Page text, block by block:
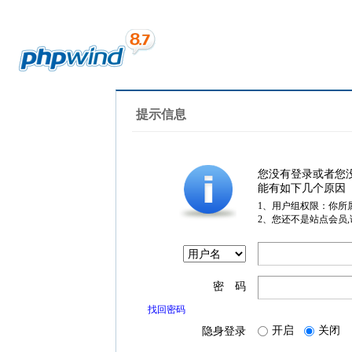
提示信息
您没有登录或者您
能有如下几个原因
1、用户组权限：你所
2、您还不是站点会员
密 码
找回密码
隐身登录 开启 关闭